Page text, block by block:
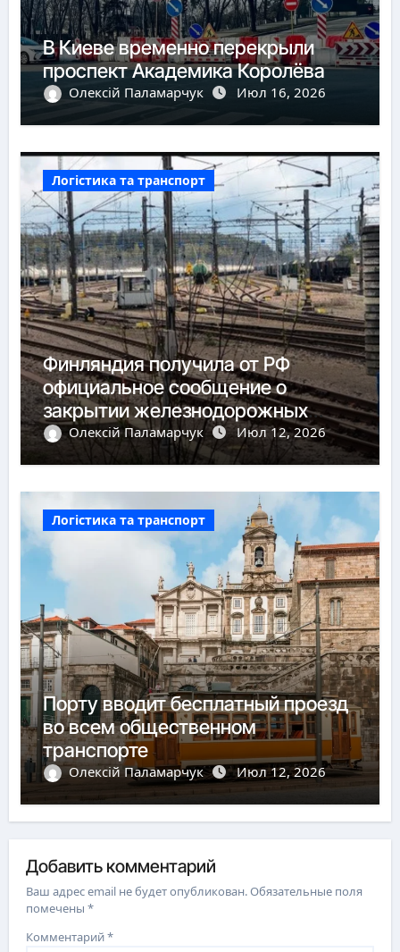
В Киеве временно перекрыли
проспект Академика Королёва
Олексій Паламарчук Июл 16, 2026
Логістика та транспорт
Финляндия получила от РФ
официальное сообщение о
закрытии железнодорожных
пунктов пропуска
Олексій Паламарчук Июл 12, 2026
Логістика та транспорт
Порту вводит бесплатный проезд
во всем общественном
транспорте
Олексій Паламарчук Июл 12, 2026
Добавить комментарий
Ваш адрес email не будет опубликован.Обязательные поля
помечены*
Комментарий*